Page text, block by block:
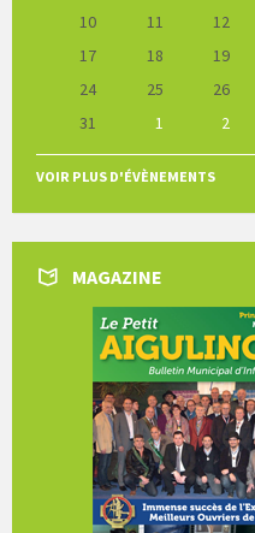
10
11 12
17
18 19
24
25 26
31
1 2
to
calendar
VOIR PLUS D'ÉVÈNEMENTS
MAGAZINE